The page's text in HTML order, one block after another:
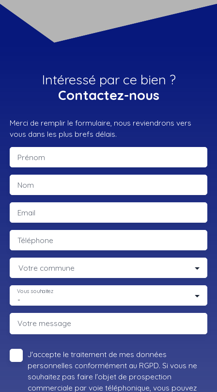
Intéressé par ce bien ?
Contactez-nous
Merci de remplir le formulaire, nous reviendrons vers
vous dans les plus brefs délais.
Prénom
Nom
Email
Téléphone
Votre commune
-
Vous souhaitez
Votre message
J'accepte le traitement de mes données
personnelles conformément au RGPD. Si vous ne
souhaitez pas faire l'objet de prospection
commerciale par voie téléphonique, vous pouvez